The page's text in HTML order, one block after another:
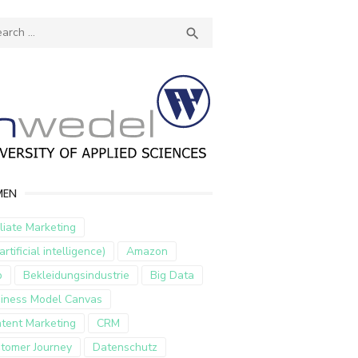

Marketing
intelligence)
Amazon
Bekleidungsindustrie
Big Data
Model Canvas
Marketing
CRM
Journey
Datenschutz